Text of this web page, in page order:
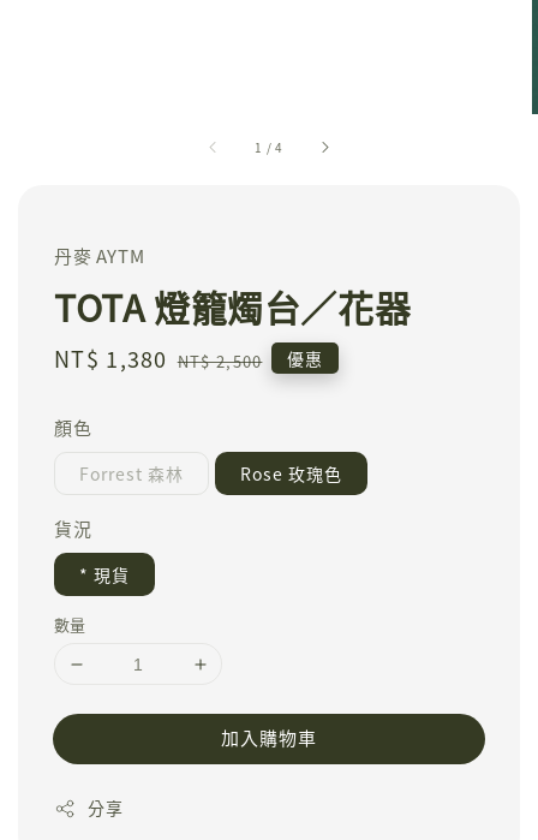
1 /4
丹麥 AYTM
TOTA 燈籠燭台／花器
Sale
NT$ 1,380 Regular
NT$ 2,500 優惠
顏色
Forrest 森林 Rose 玫瑰色
貨況
* 現貨
數量
加入購物車
分享